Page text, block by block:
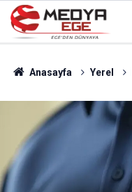
Anasayfa Yerel